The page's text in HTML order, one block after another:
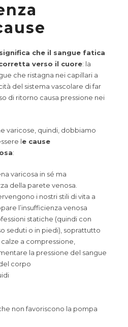
che il sangue fatica
verso il cuore: la
che ristagna nei capillari a
del sistema vascolare di far
di ritorno causa pressione nei
varicose, quindi, dobbiamo
le cause
:
varicosa in sé ma
della parete venosa.
i nostri stili di vita a
l’insufficienza venosa
statiche (quindi con
seduti o in piedi), soprattutto
a compressione,
la pressione del sangue
corpo
non favoriscono la pompa